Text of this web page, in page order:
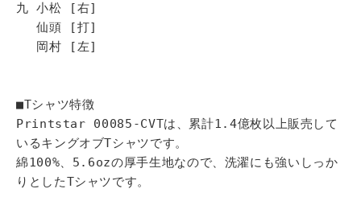
九 小松 [右]
仙頭 [打]
岡村 [左]
■Tシャツ特徴
Printstar 00085-CVTは、累計1.4億枚以上販売して
いるキングオブTシャツです。
綿100%、5.6ozの厚手生地なので、洗濯にも強いしっか
りとしたTシャツです。